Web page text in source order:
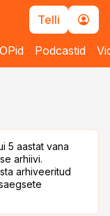
Telli
Podcastid
5 aastat vana
arhiivi.
arhiveeritud